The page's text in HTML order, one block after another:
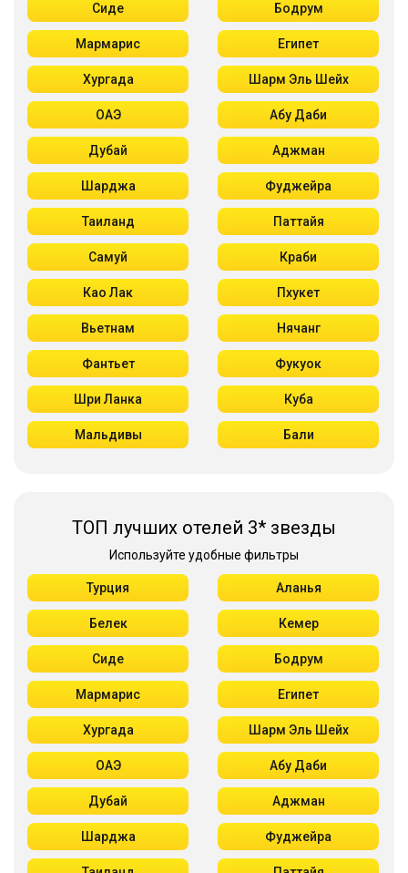
Сиде Бодрум
Мармарис Египет
Хургада Шарм Эль Шейх
ОАЭ Абу Даби
Дубай Аджман
Шарджа Фуджейра
Таиланд Паттайя
Самуй Краби
Као Лак Пхукет
Вьетнам Нячанг
Фантьет Фукуок
Шри Ланка Куба
Мальдивы Бали
ТОП лучших отелей 3* звезды
Используйте удобные фильтры
Турция Аланья
Белек Кемер
Сиде Бодрум
Мармарис Египет
Хургада Шарм Эль Шейх
ОАЭ Абу Даби
Дубай Аджман
Шарджа Фуджейра